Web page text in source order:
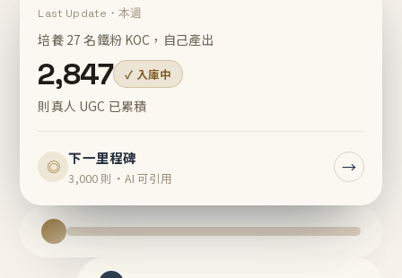
Last Update・本週
培養 27 名鐵粉 KOC，自己產出
2,847 ✓ 入庫中
則真人 UGC 已累積
◎ 下一里程碑
3,000 則・AI 可引用
→